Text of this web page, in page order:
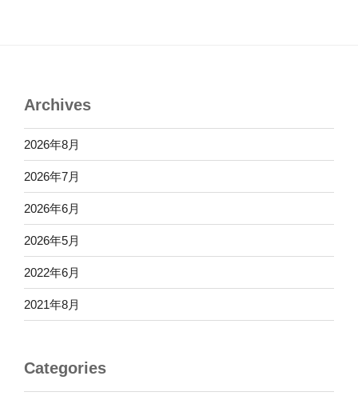
Archives
2026年8月
2026年7月
2026年6月
2026年5月
2022年6月
2021年8月
Categories